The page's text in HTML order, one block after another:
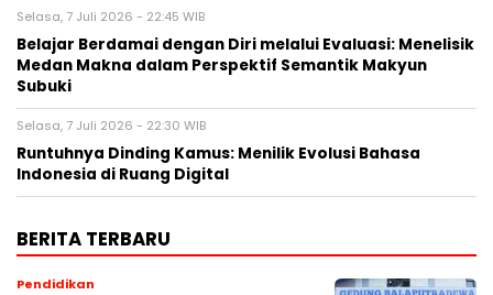
Selasa, 7 Juli 2026 - 22:45 WIB
Belajar Berdamai dengan Diri melalui Evaluasi: Menelisik
Medan Makna dalam Perspektif Semantik Makyun
Subuki
Selasa, 7 Juli 2026 - 22:30 WIB
Runtuhnya Dinding Kamus: Menilik Evolusi Bahasa
Indonesia di Ruang Digital
BERITA TERBARU
Pendidikan